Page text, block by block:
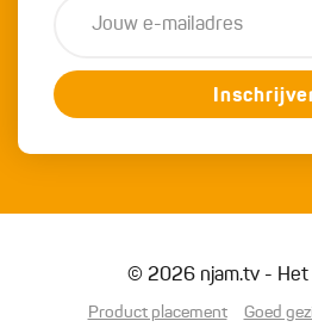
© 2026 njam.tv - Het
Product placement Goed